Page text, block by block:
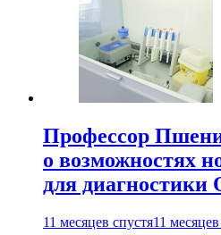
Профессор
о возможностях
для
11 месяцев спустя11